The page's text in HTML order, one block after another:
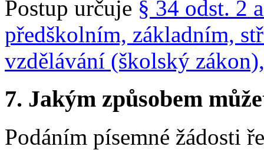
Postup určuje § 34 odst. 2
předškolním, základním,
vzdělávání (školský
7. Jakým způsobem
Podáním písemné žádosti